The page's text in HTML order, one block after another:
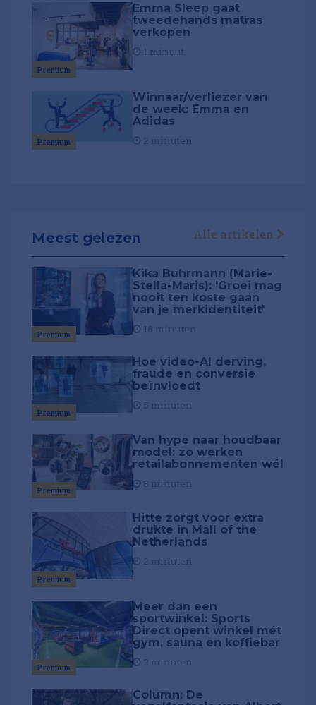
Premium
Emma Sleep gaat
tweedehands matras
verkopen
Premium
Winnaar/verliezer van
de week: Emma en
Adidas
Meest gelezen Alle artikelen
Premium
Kika Buhrmann (Marie-
Stella-Maris): 'Groei mag
nooit ten koste gaan
van je merkidentiteit'
Premium
Hoe video-AI derving,
fraude en conversie
beïnvloedt
Premium
Van hype naar houdbaar
model: zo werken
retailabonnementen wél
Premium
Hitte zorgt voor extra
drukte in Mall of the
Netherlands
Premium
Meer dan een
sportwinkel: Sports
Direct opent winkel mét
gym, sauna en koffiebar
Column: De